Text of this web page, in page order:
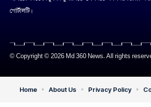
পোর্টালটি।
© Copyright © 2026 Md 360 News. All rights
Home About Us Privacy Policy